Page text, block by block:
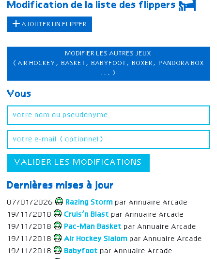
Modification de la liste des flippers
AJOUTER UN FLIPPER
MODIFIER LES AUTRES JEUX
(AIR HOCKEY, BASKET, BABYFOOT, BOXER, PANDORA BOX
...)
Vous
VALIDER LES MODIFICATIONS
Dernières mises à jour
07/01/2026 Razing Storm par Annuaire Arcade
19/11/2018
Cruis’n Blast par Annuaire Arcade
19/11/2018
Pac-Man Basket par Annuaire Arcade
19/11/2018
Air Hockey Slalom par Annuaire Arcade
19/11/2018
Babyfoot par Annuaire Arcade